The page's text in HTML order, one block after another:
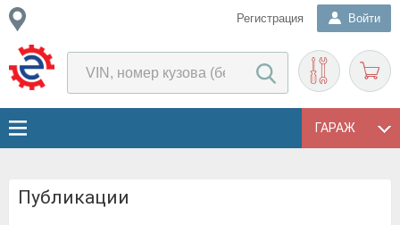
Регистрация Войти
ГАРАЖ
Публикации